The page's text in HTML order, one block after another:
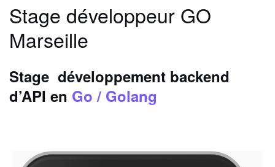
Stage développeur GO
Marseille
Stage développement backend
d’API en Go / Golang